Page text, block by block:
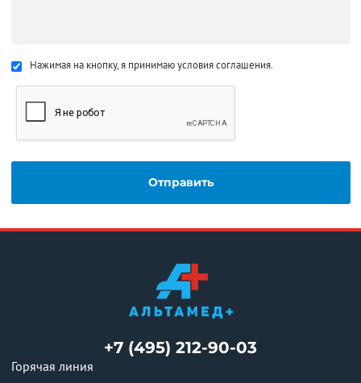
Нажимая на кнопку, я принимаю условия соглашения.
+7 (495) 212-90-03
Горячая линия